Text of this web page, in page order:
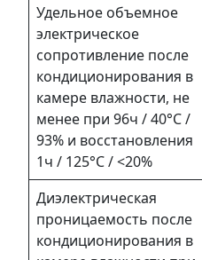
Удельное объемное
электрическое
сопротивление после
кондиционирования в
камере влажности, не
менее при 96ч / 40°С /
93% и восстановления
1ч / 125°С / <20%
Диэлектрическая
проницаемость после
кондиционирования в